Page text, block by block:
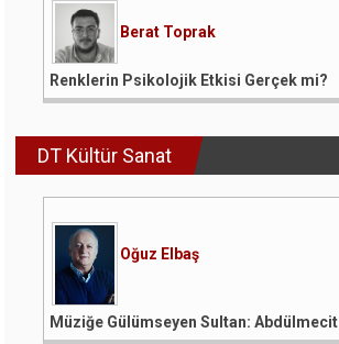
Berat Toprak
Renklerin Psikolojik Etkisi Gerçek mi?
DT Kültür Sanat
Oğuz Elbaş
Müziğe Gülümseyen Sultan: Abdülmecit